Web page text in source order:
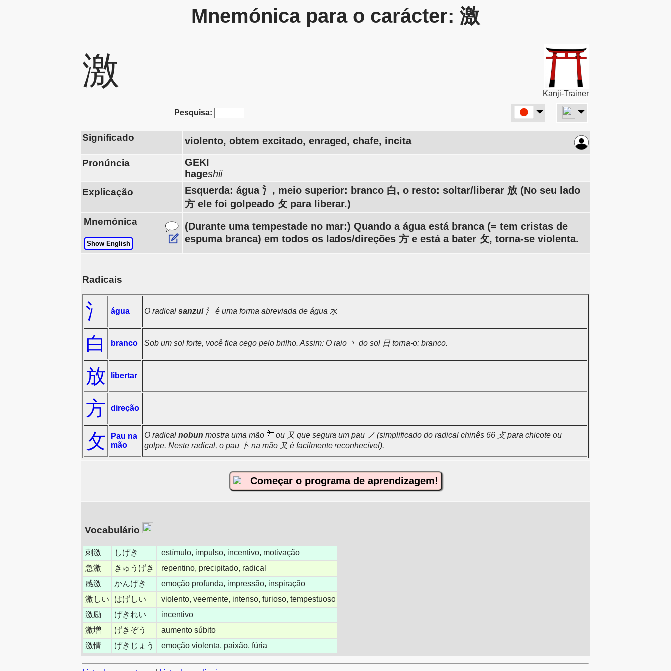
Mnemónica para o carácter: 激
激
Kanji-Trainer
Pesquisa:
Significado violento, obtem excitado, enraged, chafe, incita
Pronúncia
GEKI
hageshii
Explicação
Esquerda: água 氵, meio superior: branco 白, o resto: soltar/liberar 放 (No seu lado
方 ele foi golpeado 攵 para liberar.)
Mnemónica
Show English
(Durante uma tempestade no mar:) Quando a água está branca (= tem cristas de
espuma branca) em todos os lados/direções 方 e está a bater 攵, torna-se violenta.
Radicais
氵 água O radical sanzui氵 é uma forma abreviada de água 水
白 branco Sob um sol forte, você fica cego pelo brilho. Assim: O raio 丶 do sol 日 torna-o: branco.
放 libertar
方 direção
攵
Pau na
mão
O radical nobun mostra uma mão
ou 又 que segura um pau ノ (simplificado do radical chinês 66 攴 para chicote ou
golpe. Neste radical, o pau 卜 na mão 又 é facilmente reconhecível).
Começar o programa de aprendizagem!
Vocabulário
刺激 しげき
estímulo, impulso, incentivo, motivação
急激
きゅうげき
repentino, precipitado, radical
感激
かんげき
emoção profunda, impressão, inspiração
激しい
はげしい
violento, veemente, intenso, furioso, tempestuoso
激励
げきれい
incentivo
激増
げきぞう
aumento súbito
激情
げきじょう emoção violenta, paixão, fúria